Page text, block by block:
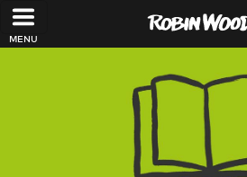
Direkt zum Inhalt